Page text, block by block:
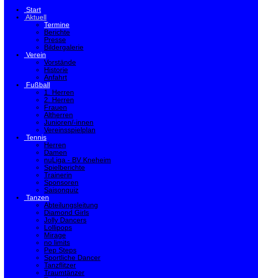
Start
Aktuell
Termine
Berichte
Presse
Bildergalerie
Verein
Vorstände
Historie
Anfahrt
Fußball
1. Herren
2. Herren
Frauen
Altherren
Junioren/-innen
Vereinsspielplan
Tennis
Herren
Damen
nuLiga - BV Kneheim
Spielberichte
Trainerin
Sponsoren
Saisonquiz
Tanzen
Abteilungsleitung
Diamond Girls
Jolly Dancers
Lollipops
Mirage
no limits
Pep Steps
Sportliche Dancer
Tanzflitzer
Traumtänzer